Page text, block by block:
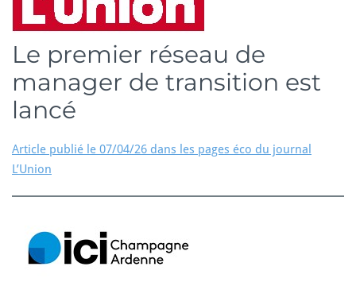
Le premier réseau de
manager de transition est
lancé
Article publié le 07/04/26 dans les pages éco du journal
L’Union